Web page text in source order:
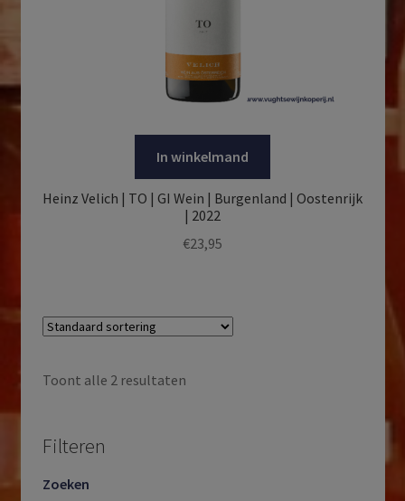
In winkelmand
Heinz Velich | TO | GI Wein | Burgenland | Oostenrijk
| 2022
€23,95
Toont alle 2 resultaten
Filteren
Zoeken